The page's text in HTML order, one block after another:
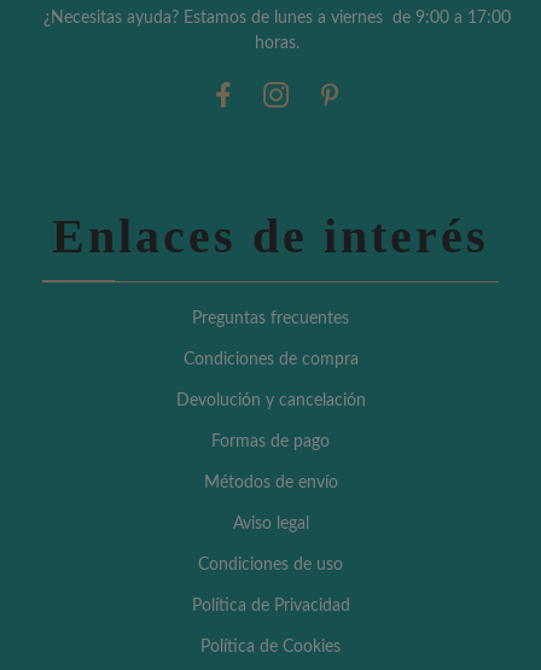
¿Necesitas ayuda? Estamos de lunes a viernes de 9:00 a 17:00
horas.
Enlaces de interés
Preguntas frecuentes
Condiciones de compra
Devolución y cancelación
Formas de pago
Métodos de envío
Aviso legal
Condiciones de uso
Política de Privacidad
Política de Cookies